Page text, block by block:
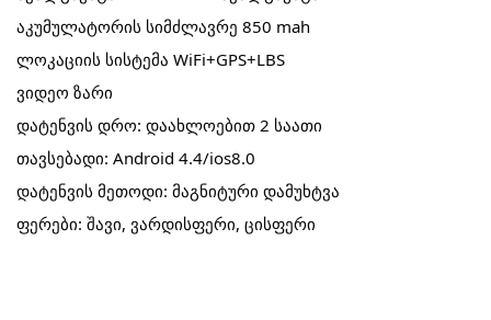
აკუმულატორის სიმძლავრე 850 mah
ლოკაციის სისტემა WiFi+GPS+LBS
ვიდეო ზარი
დატენვის დრო: დაახლოებით 2 საათი
თავსებადი: Android 4.4/ios8.0
დატენვის მეთოდი: მაგნიტური დამუხტვა
ფერები: შავი, ვარდისფერი, ცისფერი